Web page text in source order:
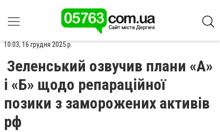
10:03, 16 грудня 2025 р.
Зеленський озвучив плани «А»
і «Б» щодо репараційної
позики з заморожених активів
рф